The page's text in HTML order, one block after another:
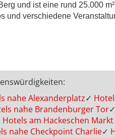
und ist eine rund 25.000
und verschiedene
nahe Alexanderplatz✓
nahe Brandenburger Tor✓
Hotels am Hackeschen Markt
nahe Checkpoint Charlie✓